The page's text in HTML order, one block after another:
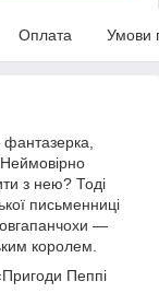
Оплата Умови
фантазерка,
з нею? Тоді
письменниці
—
королем.
Пеппі